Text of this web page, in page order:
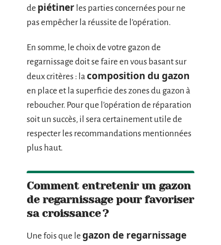
de piétiner les parties concernées pour ne
pas empêcher la réussite de l’opération.
En somme, le choix de votre gazon de
regarnissage doit se faire en vous basant sur
deux critères : la composition du gazon
en place et la superficie des zones du gazon à
reboucher. Pour que l’opération de réparation
soit un succès, il sera certainement utile de
respecter les recommandations mentionnées
plus haut.
Comment entretenir un gazon
de regarnissage pour favoriser
sa croissance ?
Une fois que le gazon de regarnissage